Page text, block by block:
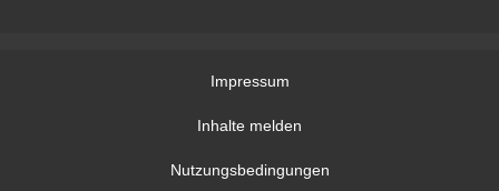
Impressum
Inhalte melden
Nutzungsbedingungen